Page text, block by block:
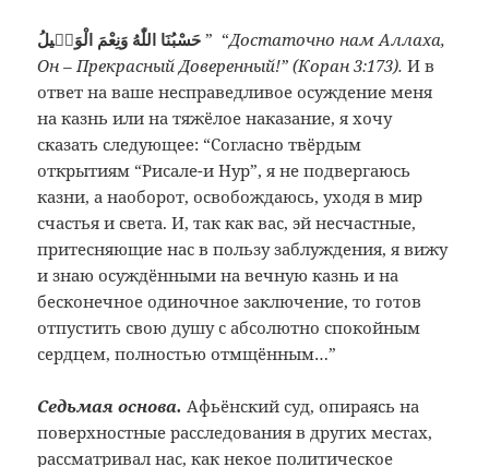
حَسْبُنَا اللّٰهُ وَنِعْمَ الْوَكٖيلُ ” “Достаточно нам Аллаха,
Он – Прекрасный Доверенный!” (Коран 3:173).И в
ответ на ваше несправедливое осуждение меня
на казнь или на тяжёлое наказание, я хочу
сказать следующее: “Согласно твёрдым
открытиям “Рисале-и Нур”, я не подвергаюсь
казни, а наоборот, освобождаюсь, уходя в мир
счастья и света. И, так как вас, эй несчастные,
притесняющие нас в пользу заблуждения, я вижу
и знаю осуждёнными на вечную казнь и на
бесконечное одиночное заключение, то готов
отпустить свою душу с абсолютно спокойным
сердцем, полностью отмщённым…”
Седьмая основа.Афьёнский суд, опираясь на
поверхностные расследования в других местах,
рассматривал нас, как некое политическое